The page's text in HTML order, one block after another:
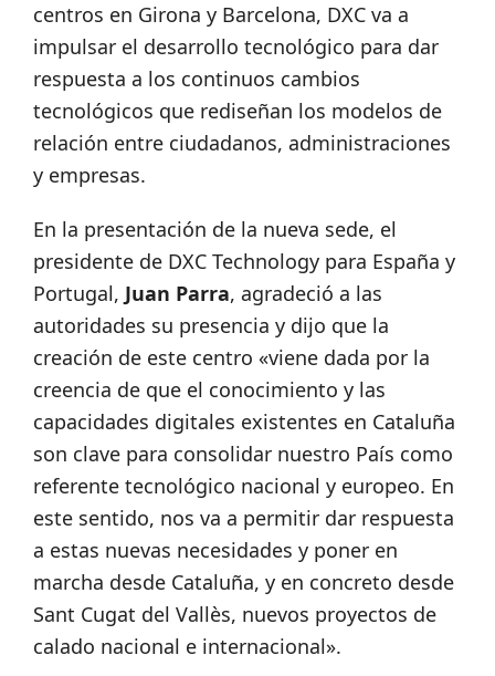
centros en Girona y Barcelona, DXC va a
impulsar el desarrollo tecnológico para dar
respuesta a los continuos cambios
tecnológicos que rediseñan los modelos de
relación entre ciudadanos, administraciones
y empresas.
En la presentación de la nueva sede, el
presidente de DXC Technology para España y
Portugal, Juan Parra, agradeció a las
autoridades su presencia y dijo que la
creación de este centro «viene dada por la
creencia de que el conocimiento y las
capacidades digitales existentes en Cataluña
son clave para consolidar nuestro País como
referente tecnológico nacional y europeo. En
este sentido, nos va a permitir dar respuesta
a estas nuevas necesidades y poner en
marcha desde Cataluña, y en concreto desde
Sant Cugat del Vallès, nuevos proyectos de
calado nacional e internacional».